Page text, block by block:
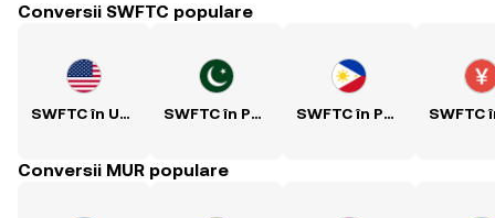
Conversii SWFTC populare
SWFTC în USD SWFTC în PKR SWFTC în PHP
Conversii MUR populare